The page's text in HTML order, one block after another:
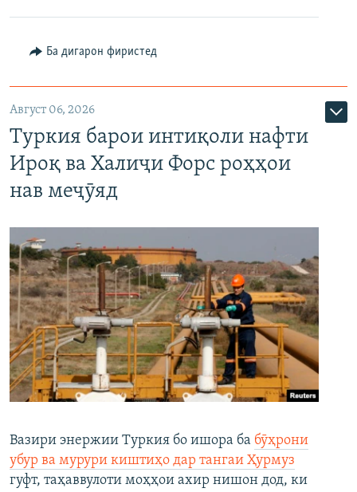
Ба дигарон фиристед
Август 06, 2026
Туркия барои интиқоли нафти
Ироқ ва Халиҷи Форс роҳҳои
нав меҷӯяд
Вазири энержии Туркия бо ишора ба бӯҳрони
убур ва мурури киштиҳо дар тангаи Ҳурмуз
гуфт, таҳаввулоти моҳҳои ахир нишон дод, ки